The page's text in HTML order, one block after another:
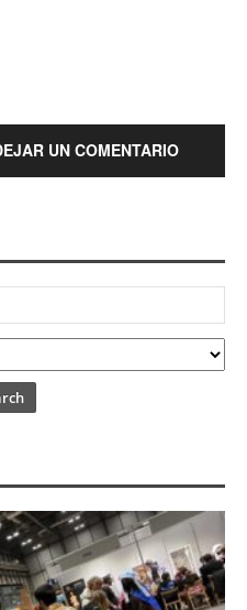
UN COMENTARIO